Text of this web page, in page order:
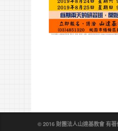
© 2016 財團法人山達基教會 有